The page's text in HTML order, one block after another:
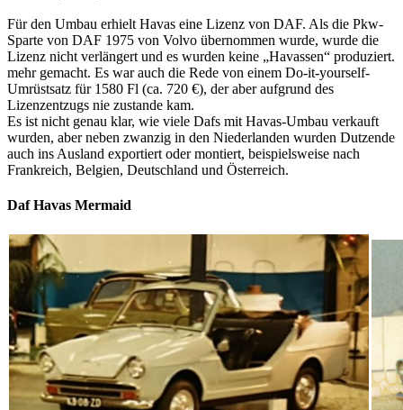
Für den Umbau erhielt Havas eine Lizenz von DAF. Als die Pkw-
Sparte von DAF 1975 von Volvo übernommen wurde, wurde die
Lizenz nicht verlängert und es wurden keine „Havassen“ produziert.
mehr gemacht. Es war auch die Rede von einem Do-it-yourself-
Umrüstsatz für 1580 Fl (ca. 720 €), der aber aufgrund des
Lizenzentzugs nie zustande kam.
Es ist nicht genau klar, wie viele Dafs mit Havas-Umbau verkauft
wurden, aber neben zwanzig in den Niederlanden wurden Dutzende
auch ins Ausland exportiert oder montiert, beispielsweise nach
Frankreich, Belgien, Deutschland und Österreich.
Daf Havas Mermaid